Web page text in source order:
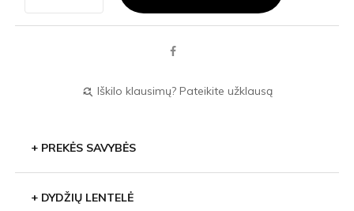
find_replace Iškilo klausimų? Pateikite užklausą
+ PREKĖS SAVYBĖS
+ DYDŽIŲ LENTELĖ